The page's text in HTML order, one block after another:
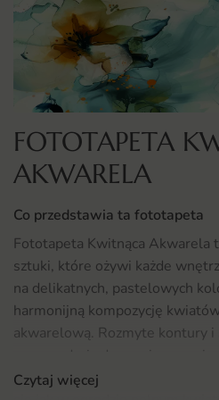
FOTOTAPETA
AKWARELA
Co przedstawia ta fototapeta
Fototapeta Kwitnąca Akwarela
sztuki, które ożywi każde
na delikatnych, pastelowych
harmonijną kompozycję
akwarelową. Rozmyte kontury
romantyzmu. Dzięki temu
Czytaj więcej